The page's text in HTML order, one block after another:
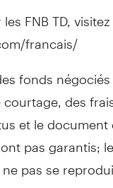
FNB TD,
francais/
fonds
des
et le
pas garantis;
pas se